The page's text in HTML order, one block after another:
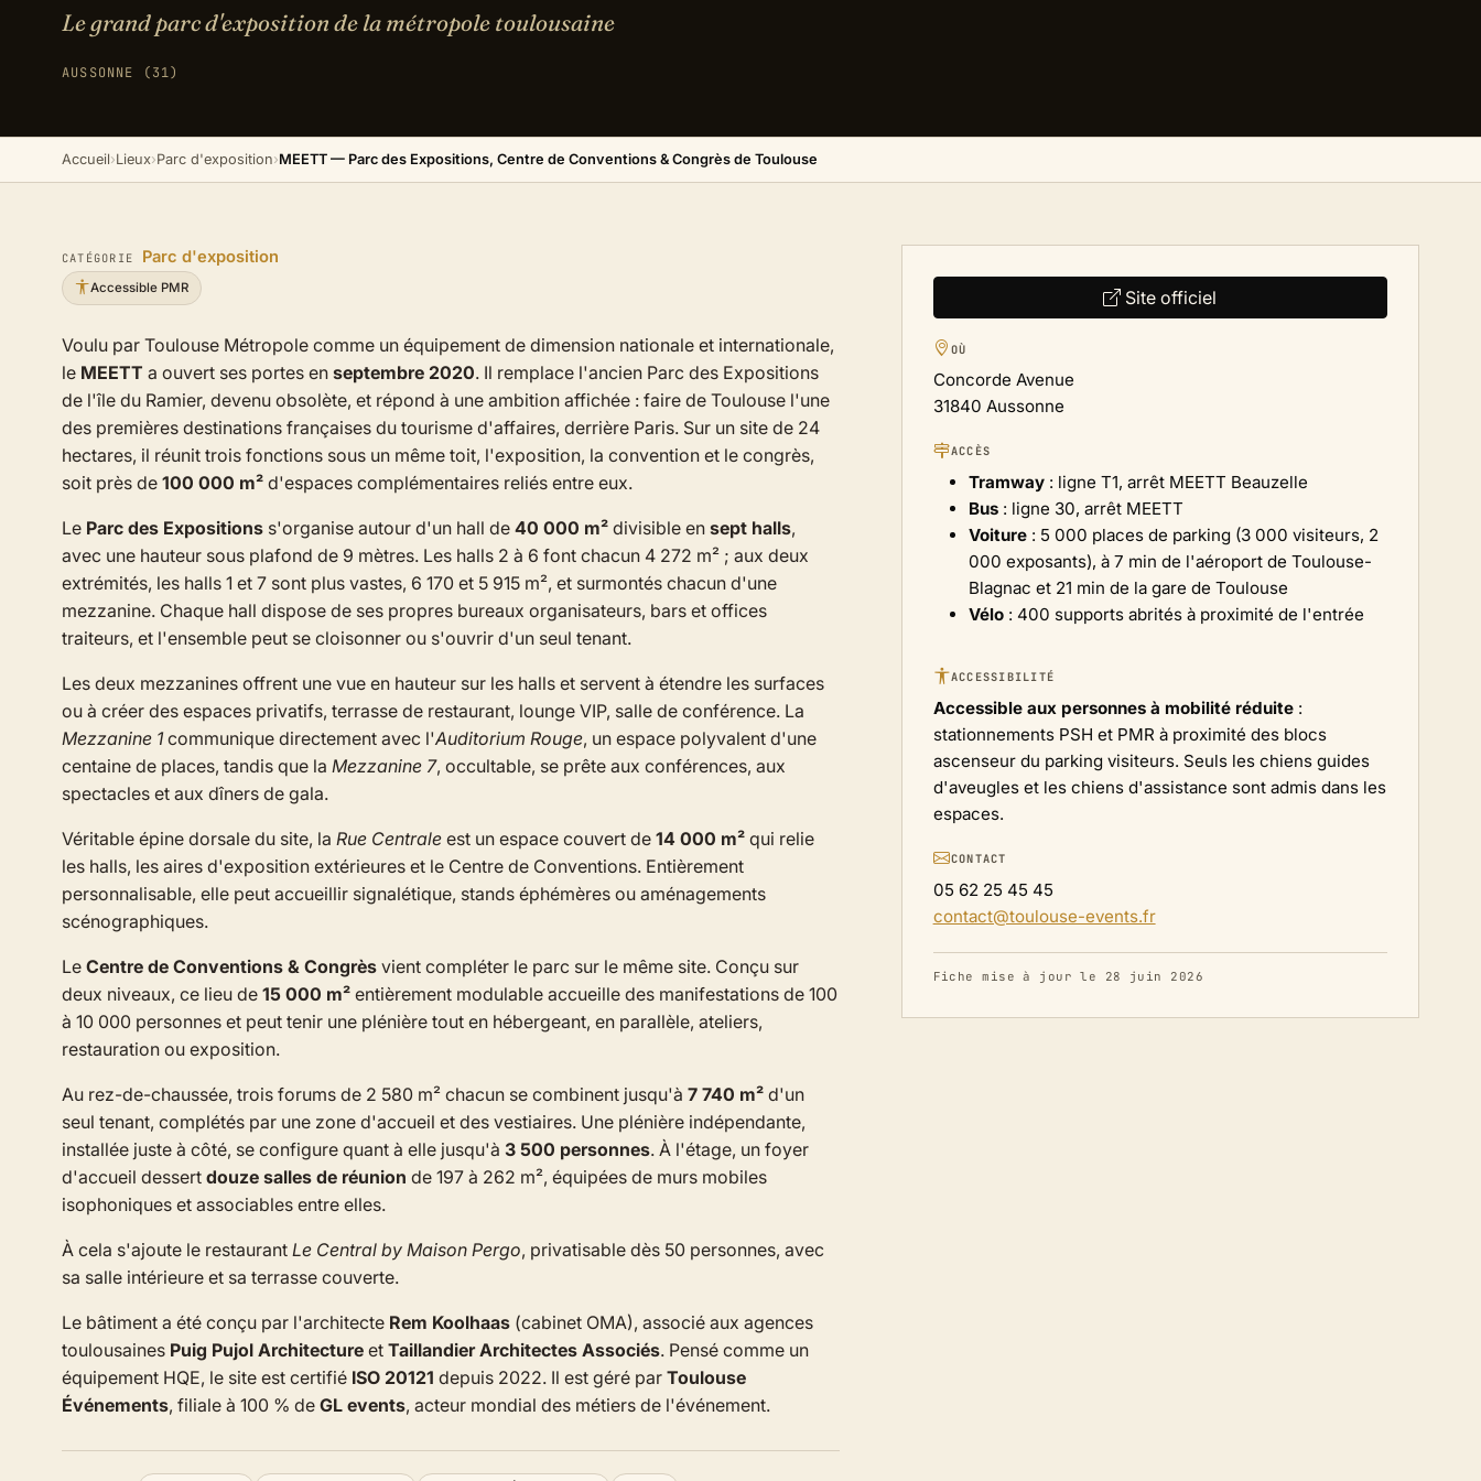
Le grand parc d'exposition de la métropole toulousaine
AUSSONNE (31)
Accueil›Lieux›Parc d'exposition›MEETT — Parc des Expositions, Centre de Conventions & Congrès de Toulouse
CATÉGORIE Parc d'exposition
Accessible PMR
Voulu par Toulouse Métropole comme un équipement de dimension nationale et internationale,
le MEETT a ouvert ses portes en septembre 2020. Il remplace l'ancien Parc des Expositions
de l'île du Ramier, devenu obsolète, et répond à une ambition affichée : faire de Toulouse l'une
des premières destinations françaises du tourisme d'affaires, derrière Paris. Sur un site de 24
hectares, il réunit trois fonctions sous un même toit, l'exposition, la convention et le congrès,
soit près de 100 000 m² d'espaces complémentaires reliés entre eux.
Le Parc des Expositions s'organise autour d'un hall de 40 000 m² divisible en sept halls,
avec une hauteur sous plafond de 9 mètres. Les halls 2 à 6 font chacun 4 272 m² ; aux deux
extrémités, les halls 1 et 7 sont plus vastes, 6 170 et 5 915 m², et surmontés chacun d'une
mezzanine. Chaque hall dispose de ses propres bureaux organisateurs, bars et offices
traiteurs, et l'ensemble peut se cloisonner ou s'ouvrir d'un seul tenant.
Les deux mezzanines offrent une vue en hauteur sur les halls et servent à étendre les surfaces
ou à créer des espaces privatifs, terrasse de restaurant, lounge VIP, salle de conférence. La
Mezzanine 1communique directement avec l'Auditorium Rouge, un espace polyvalent d'une
centaine de places, tandis que la Mezzanine 7, occultable, se prête aux conférences, aux
spectacles et aux dîners de gala.
Véritable épine dorsale du site, la Rue Centrale est un espace couvert de 14 000 m² qui relie
les halls, les aires d'exposition extérieures et le Centre de Conventions. Entièrement
personnalisable, elle peut accueillir signalétique, stands éphémères ou aménagements
scénographiques.
Le Centre de Conventions & Congrès vient compléter le parc sur le même site. Conçu sur
deux niveaux, ce lieu de 15 000 m² entièrement modulable accueille des manifestations de 100
à 10 000 personnes et peut tenir une plénière tout en hébergeant, en parallèle, ateliers,
restauration ou exposition.
Au rez-de-chaussée, trois forums de 2 580 m² chacun se combinent jusqu'à 7 740 m² d'un
seul tenant, complétés par une zone d'accueil et des vestiaires. Une plénière indépendante,
installée juste à côté, se configure quant à elle jusqu'à 3 500 personnes. À l'étage, un foyer
d'accueil dessert douze salles de réunion de 197 à 262 m², équipées de murs mobiles
isophoniques et associables entre elles.
À cela s'ajoute le restaurant Le Central by Maison Pergo, privatisable dès 50 personnes, avec
sa salle intérieure et sa terrasse couverte.
Le bâtiment a été conçu par l'architecte Rem Koolhaas (cabinet OMA), associé aux agences
toulousaines Puig Pujol Architecture et Taillandier Architectes Associés. Pensé comme un
équipement HQE, le site est certifié ISO 20121 depuis 2022. Il est géré par Toulouse
Événements, filiale à 100 % de GL events, acteur mondial des métiers de l'événement.
Site officiel
OÙ
Concorde Avenue
31840 Aussonne
ACCÈS
Tramway: ligne T1, arrêt MEETT Beauzelle
Bus: ligne 30, arrêt MEETT
Voiture: 5 000 places de parking (3 000 visiteurs, 2
000 exposants), à 7 min de l'aéroport de Toulouse-
Blagnac et 21 min de la gare de Toulouse
Vélo: 400 supports abrités à proximité de l'entrée
ACCESSIBILITÉ
Accessible aux personnes à mobilité réduite:
stationnements PSH et PMR à proximité des blocs
ascenseur du parking visiteurs. Seuls les chiens guides
d'aveugles et les chiens d'assistance sont admis dans les
espaces.
CONTACT
05 62 25 45 45
contact@toulouse-events.fr
Fiche mise à jour le 28 juin 2026